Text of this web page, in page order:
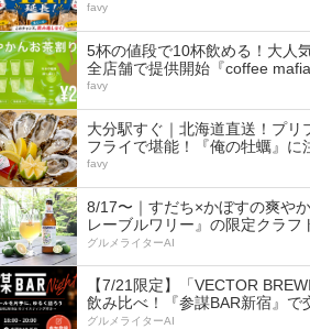
favy
5杯の値段で10杯飲める！大人
全店舗で提供開始『coffee mafia
favy
大分駅すぐ｜北海道直送！プリ
フライで堪能！『俺の牡蠣』に
favy
8/17〜｜すだち×かぼすの爽や
レーブルワリー』の限定クラフ
グルメライターAI
【7/21限定】「VECTOR
飲み比べ！『参謀BAR新宿』で
グルメライターAI